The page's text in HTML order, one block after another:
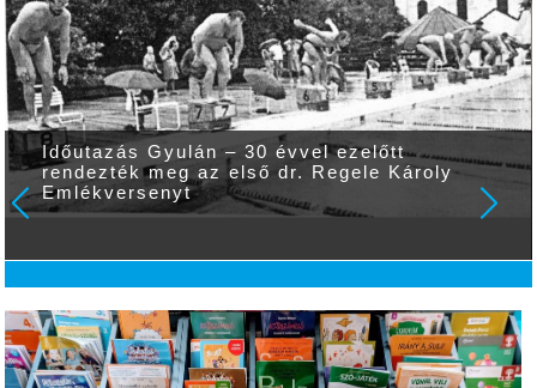
Időutazás Gyulán – 30 évvel ezelőtt
rendezték meg az első dr. Regele Károly
Emlékversenyt